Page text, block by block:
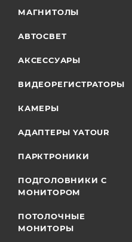
МАГНИТОЛЫ
АВТОСВЕТ
АКСЕССУАРЫ
ВИДЕОРЕГИСТРАТОРЫ
КАМЕРЫ
АДАПТЕРЫ YATOUR
ПАРКТРОНИКИ
ПОДГОЛОВНИКИ С
МОНИТОРОМ
ПОТОЛОЧНЫЕ
МОНИТОРЫ